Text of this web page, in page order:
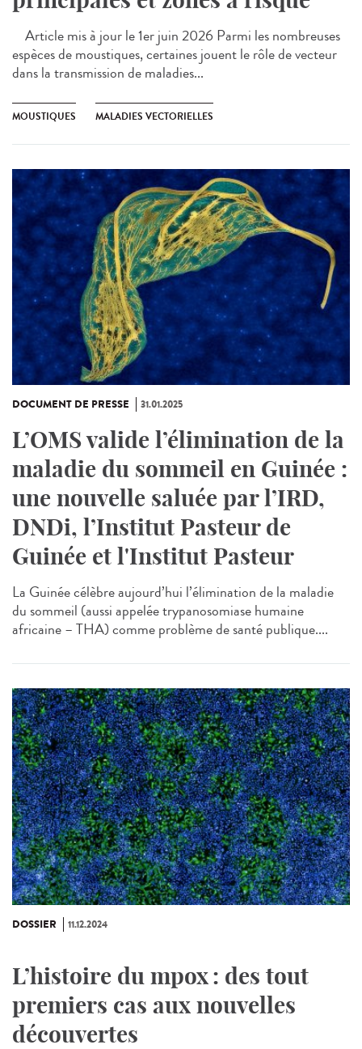
Article mis à jour le 1er juin 2026 Parmi les nombreuses
espèces de moustiques, certaines jouent le rôle de vecteur
dans la transmission de maladies...
MOUSTIQUES MALADIES VECTORIELLES
DOCUMENT DE PRESSE 31.01.2025
L’OMS valide l’élimination de la
maladie du sommeil en Guinée :
une nouvelle saluée par l’IRD,
DNDi, l’Institut Pasteur de
Guinée et l'Institut Pasteur
La Guinée célèbre aujourd’hui l’élimination de la maladie
du sommeil (aussi appelée trypanosomiase humaine
africaine – THA) comme problème de santé publique....
DOSSIER 11.12.2024
L’histoire du mpox : des tout
premiers cas aux nouvelles
découvertes